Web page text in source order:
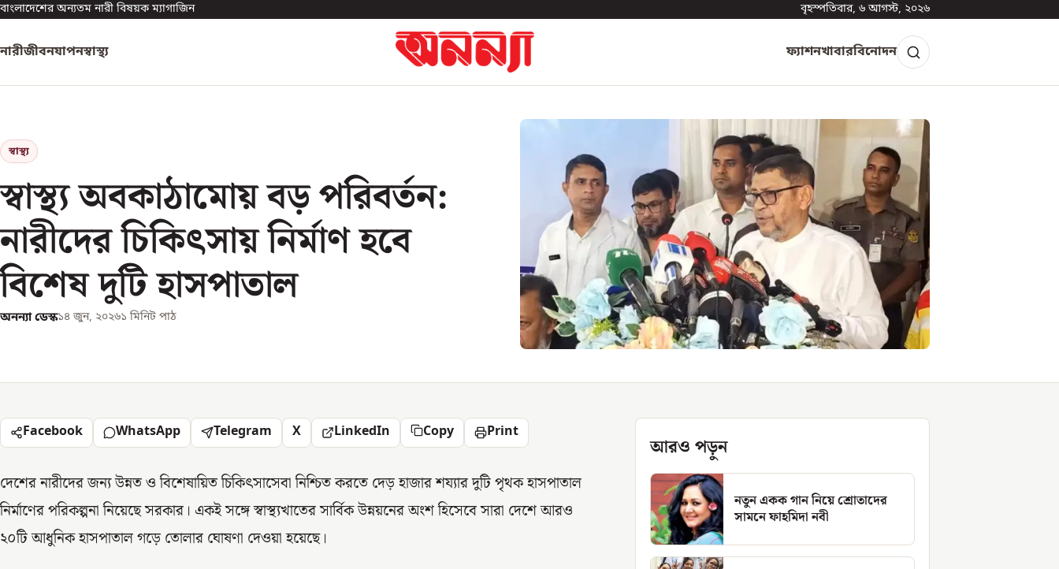
বাংলাদেশের অন্যতম নারী বিষয়ক ম্যাগাজিন বৃহস্পতিবার, ৬ আগস্ট, ২০২৬
নারীজীবনযাপনস্বাস্থ্য ফ্যাশনখাবারবিনোদন
স্বাস্থ্য
স্বাস্থ্য অবকাঠামোয় বড় পরিবর্তন:
নারীদের চিকিৎসায় নির্মাণ হবে
বিশেষ দুটি হাসপাতাল
অনন্যা ডেস্ক১৪ জুন, ২০২৬১ মিনিট পাঠ
Facebook WhatsApp Telegram X LinkedIn Copy Print
দেশের নারীদের জন্য উন্নত ও বিশেষায়িত চিকিৎসাসেবা নিশ্চিত করতে দেড় হাজার শয্যার দুটি পৃথক হাসপাতাল
নির্মাণের পরিকল্পনা নিয়েছে সরকার। একই সঙ্গে স্বাস্থ্যখাতের সার্বিক উন্নয়নের অংশ হিসেবে সারা দেশে আরও
২০টি আধুনিক হাসপাতাল গড়ে তোলার ঘোষণা দেওয়া হয়েছে।
আরও পড়ুন
নতুন একক গান নিয়ে শ্রোতাদের
সামনে ফাহমিদা নবী